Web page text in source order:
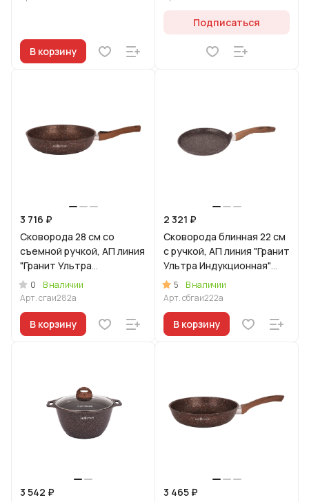
В корзину
Подписаться
3 716 ₽
Сковорода 28 см со
съемной ручкой, АП линия
"Гранит Ультра
Индукционная" (Красный)
0
В наличии
Арт.сгаи282а
В корзину
2 321 ₽
Сковорода блинная 22 см
с ручкой, АП линия "Гранит
Ультра Индукционная"
(Красный)
5
В наличии
Арт.сбгаи222а
В корзину
3 542 ₽
3 465 ₽